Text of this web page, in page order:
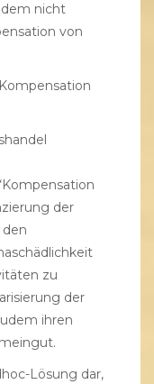
nicht
von
der
zu
der
ihren
Lösung dar,